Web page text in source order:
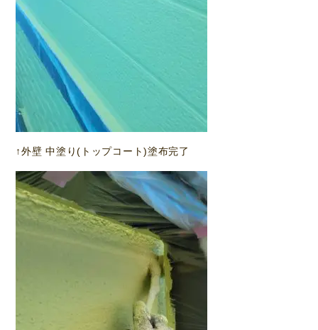
↑外壁 中塗り(トップコート)塗布完了